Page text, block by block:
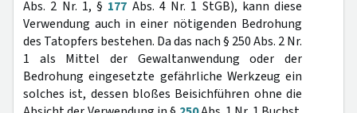
Abs. 2 Nr. 1, § 177 Abs. 4 Nr. 1 StGB), kann diese
Verwendung auch in einer nötigenden Bedrohung
des Tatopfers bestehen. Da das nach § 250 Abs. 2 Nr.
1 als Mittel der Gewaltanwendung oder der
Bedrohung eingesetzte gefährliche Werkzeug ein
solches ist, dessen bloßes Beisichführen ohne die